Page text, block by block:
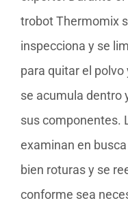
trobot Thermomix
inspecciona y se
para quitar el polvo
se acumula dentro
sus componentes.
examinan en
bien roturas y se
conforme sea